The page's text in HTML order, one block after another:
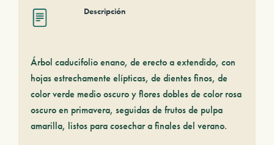
Descripción
Árbol caducifolio enano, de erecto a extendido, con
hojas estrechamente elípticas, de dientes finos, de
color verde medio oscuro y flores dobles de color rosa
oscuro en primavera, seguidas de frutos de pulpa
amarilla, listos para cosechar a finales del verano.